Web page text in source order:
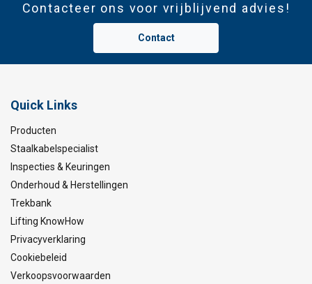
Contacteer ons voor vrijblijvend advies!
Contact
Quick Links
Producten
Staalkabelspecialist
Inspecties & Keuringen
Onderhoud & Herstellingen
Trekbank
Lifting KnowHow
Privacyverklaring
Cookiebeleid
Verkoopsvoorwaarden